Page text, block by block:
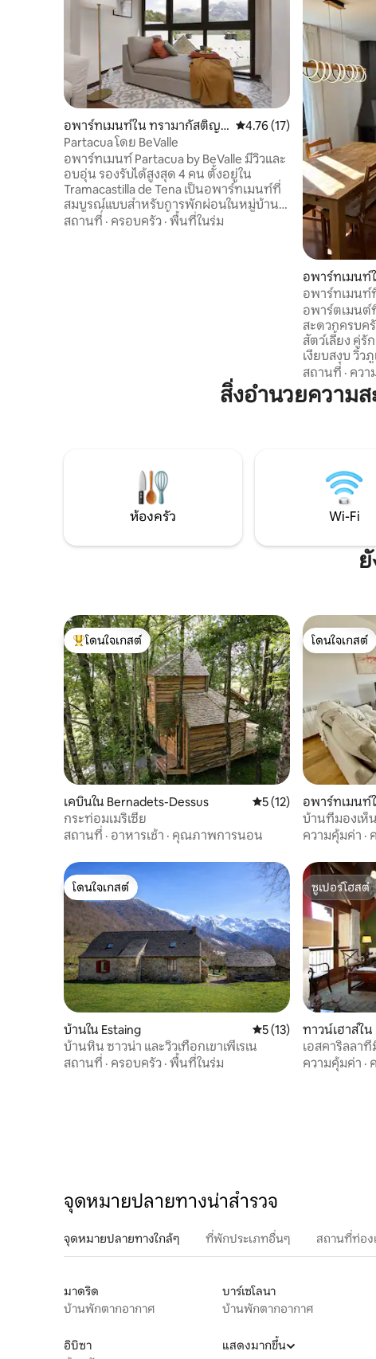
อพาร์ทเมนท์ใน ทรามากัสติญา
เดอ เตนา
คะแนนเฉลี่ย 4.76 จาก 5,
4.76 (17)
Partacua โดย BeValle
อพาร์ทเมนท์ Partacua by BeValle มีวิวและ
อบอุ่น รองรับได้สูงสุด 4 คน ตั้งอยู่ใน
Tramacastilla de Tena เป็นอพาร์ทเมนท์ที่
สมบูรณ์แบบสำหรับการพักผ่อนในหมู่บ้าน
เล็ก ๆ ที่มีเสน่ห์แห่งนี้ในเทือกเขา Pyrenees
สถานที่ · ครอบครัว · พื้นที่ในร่ม
อพาร์ทเมนท์
า เดอ เตนา
อพาร์ทเมนท์
ธรรมชาติ
อพาร์ตเมนต์
สะดวกครบค
สัตว์เลี้ยง คู่รั
เงียบสงบ วิว
บริสุทธิ์ของเทื
แพนติโคซา
ฟอร์มิกัล 20
สถานที่ · ควา
สิ่งอำนวยความ
ห้องครัว Wi-Fi
โดนใจเกสต์ที่สุด
โดนใจเกสต์
เคบินใน Bernadets-Dessus คะแนนเฉลี่ย 5 จาก 5,
5 (12)
กระท่อมเมริเซีย
สถานที่ · อาหารเช้า · คุณภาพการนอน
โดนใจเกสต์
โดนใจเกสต์
อพาร์ทเมนท์
บ้านที่มองเห็
ซา
ความคุ้มค่า ·
โดนใจเกสต์
โดนใจเกสต์
บ้านใน Estaing คะแนนเฉลี่ย 5 จาก 5,
5 (13)
บ้านหิน ซาวน่า และวิวเทือกเขาเพีเรเน
สถานที่ · ครอบครัว · พื้นที่ในร่ม
ซูเปอร์โฮสต์
ซูเปอร์โฮสต์
ทาวน์เฮาส์ใ
เอสคาริลลา
รถ
ความคุ้มค่า ·
จุดหมายปลายทางน่าสำรวจ
จุดหมายปลายทางใกล้ๆ ที่พักประเภทอื่นๆ สถานที่ท่อง
มาดริด
บ้านพักตากอากาศ
บาร์เซโลนา
บ้านพักตากอากาศ
อิบิซา
แสดงมากขึ้น